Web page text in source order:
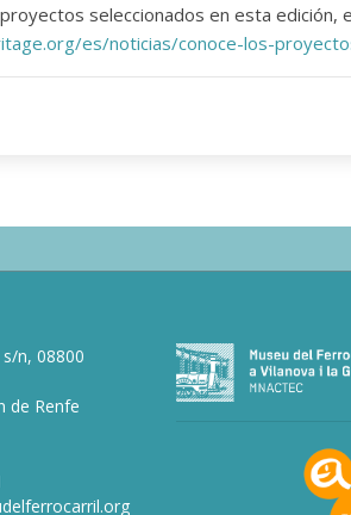
seleccionados en esta edición,
es/noticias/conoce-los-
n, 08800
de Renfe